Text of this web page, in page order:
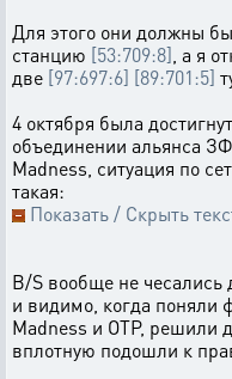
Для этого они должны
станцию [53:709:8] , а я
две [97:697:6] [89:701:5]
4 октября была
объединении альянса
Madness, ситуация по
такая:
Показать / Скрыть
B/S вообще не чесались
и видимо, когда поняли
Madness и ОТР, решили
вплотную подошли к